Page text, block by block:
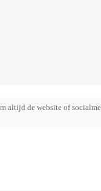
altijd de website of